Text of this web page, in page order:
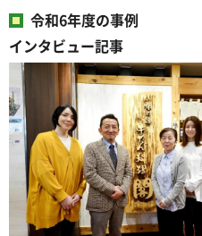
令和6年度の事例
インタビュー記事